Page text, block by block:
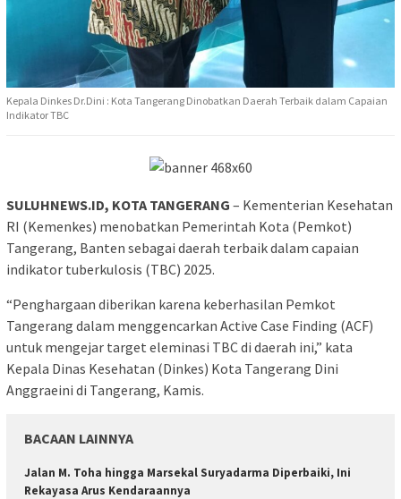
Kepala Dinkes Dr.Dini : Kota Tangerang Dinobatkan Daerah Terbaik dalam Capaian
Indikator TBC
SULUHNEWS.ID, KOTA TANGERANG – Kementerian Kesehatan
RI (Kemenkes) menobatkan Pemerintah Kota (Pemkot)
Tangerang, Banten sebagai daerah terbaik dalam capaian
indikator tuberkulosis (TBC) 2025.
“Penghargaan diberikan karena keberhasilan Pemkot
Tangerang dalam menggencarkan Active Case Finding (ACF)
untuk mengejar target eleminasi TBC di daerah ini,” kata
Kepala Dinas Kesehatan (Dinkes) Kota Tangerang Dini
Anggraeini di Tangerang, Kamis.
BACAAN LAINNYA
Jalan M. Toha hingga Marsekal Suryadarma Diperbaiki, Ini
Rekayasa Arus Kendaraannya